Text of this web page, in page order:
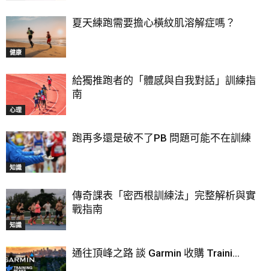
健康
夏天練跑需要擔心橫紋肌溶解症嗎？
心理
給獨推跑者的「體感與自我對話」訓練指
南
知識
跑再多還是破不了PB 問題可能不在訓練
知識
傳奇課表「密西根訓練法」完整解析與實
戰指南
通往頂峰之路 談 Garmin 收購 Traini...